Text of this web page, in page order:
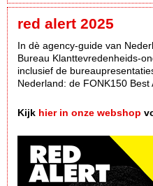
red alert 2025
In dè agency-guide van
Bureau Klanttevredenheids-
inclusief de
Nederland: de FONK150 Best
Kijk hier in onze webshop